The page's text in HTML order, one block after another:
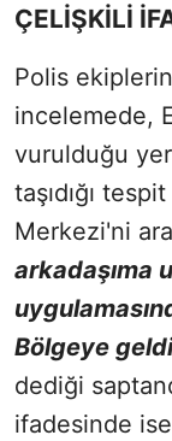
ÇELİŞKİLİ
Polis
incelemede,
vurulduğu
taşıdığı
Merkezi'ni
arkadaşıma
Bölgeye
dediği
ifadesinde ise